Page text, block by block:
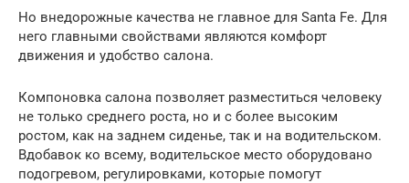
Но внедорожные качества не главное для Santa Fe. Для
него главными свойствами являются комфорт
движения и удобство салона.
Компоновка салона позволяет разместиться человеку
не только среднего роста, но и с более высоким
ростом, как на заднем сиденье, так и на водительском.
Вдобавок ко всему, водительское место оборудовано
подогревом, регулировками, которые помогут